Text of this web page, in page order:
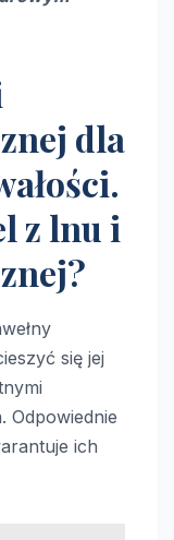
dla
z lnu i
się jej
Odpowiednie
ich